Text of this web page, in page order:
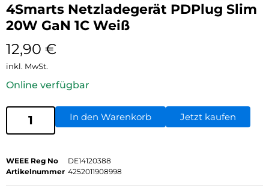
4Smarts Netzladegerät PDPlug Slim
20W GaN 1C Weiß
12,90 €
inkl. MwSt.
Online verfügbar
In den Warenkorb Jetzt kaufen
WEEE Reg No
DE14120388
Artikelnummer 4252011908998